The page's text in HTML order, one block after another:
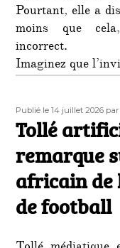
Pourtant, elle a
moins que
incorrect.
Imaginez que
Publié
le
Publié le 14 juillet 2026
Tollé
remarque
africain de
de football